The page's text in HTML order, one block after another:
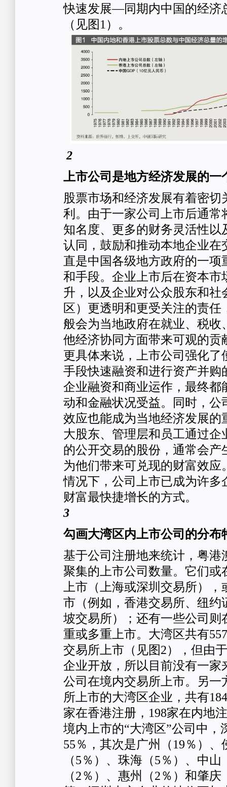
快速发展—同期内中国的经济
（见图1）。
2
上市公司是地方经济发展的一
股票市场和经济发展有着密切
利。由于一家公司上市后通常
知名度、更多的财务灵活性以
认同，鼓励和推动本地企业在
直是中国各级地方政府的一项
和手段。企业上市后在资本市
升，以及企业对公众股东和社
区）更透明和更受关注的责任
般会为当地政府在就业、税收
他经济协同方面带来可观的贡
更具体来说，上市公司强化了
手段快速融资和进行资产并购
企业融资和商业运作，最终都
动和金融状况受益。同时，公
效应也能成为当地经济发展的
大股东、管理层和员工通过企
的公开交易的股份，通常会产
为他们带来可兑现的财富效应
情况下，公司上市已成为许多
财富最快捷增长的方式。
3
勾画大湾区内上市公司的分布
基于公司注册地来统计，粤港
聚集的上市公司数量。它们或
上市（上海或深圳交易所）
市（例如，香港交易所、纽约
坡交易所）；还有一些公司则
重或多重上市。大湾区共有
交易所上市（见图2），但由
企业开放，所以目前没有一家
公司在境内交易所上市。另一
所上市的大湾区企业，共有
家在香港注册，198家在内地
境内上市的“大湾区”公司中，
55％，其次是广州（19％）、
（5％）、珠海（5％）、中
（2％）、惠州（2％）和肇